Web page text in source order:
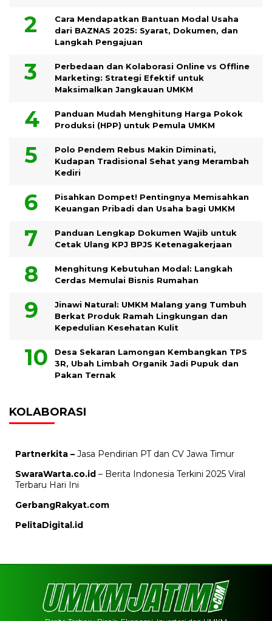
Cara Mendapatkan Bantuan Modal Usaha
dari BAZNAS 2025: Syarat, Dokumen, dan
Langkah Pengajuan
Perbedaan dan Kolaborasi Online vs Offline
Marketing: Strategi Efektif untuk
Maksimalkan Jangkauan UMKM
Panduan Mudah Menghitung Harga Pokok
Produksi (HPP) untuk Pemula UMKM
Polo Pendem Rebus Makin Diminati,
Kudapan Tradisional Sehat yang Merambah
Kediri
Pisahkan Dompet! Pentingnya Memisahkan
Keuangan Pribadi dan Usaha bagi UMKM
Panduan Lengkap Dokumen Wajib untuk
Cetak Ulang KPJ BPJS Ketenagakerjaan
Menghitung Kebutuhan Modal: Langkah
Cerdas Memulai Bisnis Rumahan
Jinawi Natural: UMKM Malang yang Tumbuh
Berkat Produk Ramah Lingkungan dan
Kepedulian Kesehatan Kulit
Desa Sekaran Lamongan Kembangkan TPS
3R, Ubah Limbah Organik Jadi Pupuk dan
Pakan Ternak
KOLABORASI
Partnerkita – Jasa Pendirian PT dan CV Jawa Timur
SwaraWarta.co.id – Berita Indonesia Terkini 2025 Viral
Terbaru Hari Ini
GerbangRakyat.com
PelitaDigital.id